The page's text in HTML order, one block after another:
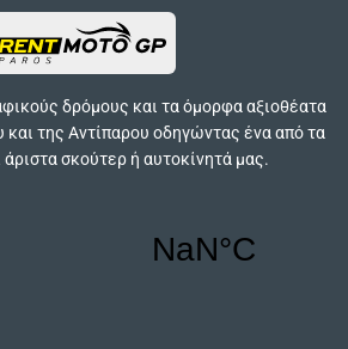
Απορρήτου .
δρόμους και τα όμορφα αξιοθέατα
και της Αντίπαρου οδηγώντας ένα από τα
άριστα σκούτερ ή αυτοκίνητά μας.